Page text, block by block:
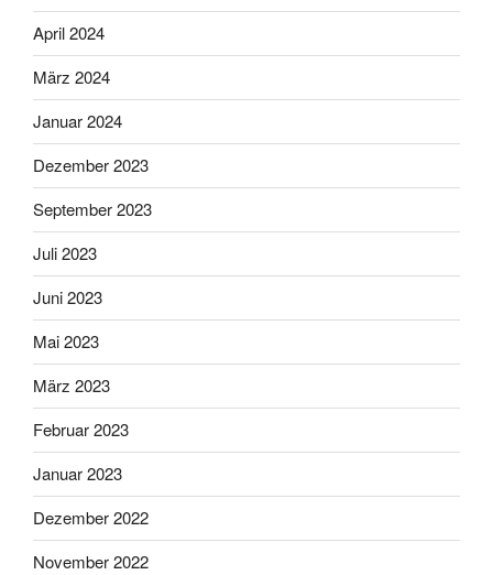
April 2024
März 2024
Januar 2024
Dezember 2023
September 2023
Juli 2023
Juni 2023
Mai 2023
März 2023
Februar 2023
Januar 2023
Dezember 2022
November 2022